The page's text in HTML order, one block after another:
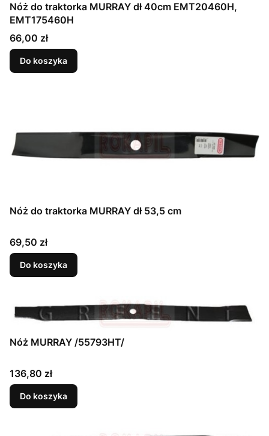
Nóż do traktorka MURRAY dł 40cm EMT20460H,
EMT175460H
Cena
66,00 zł
Do koszyka
Nóż do traktorka MURRAY dł 53,5 cm
Cena
69,50 zł
Do koszyka
Nóż MURRAY /55793HT/
Cena
136,80 zł
Do koszyka